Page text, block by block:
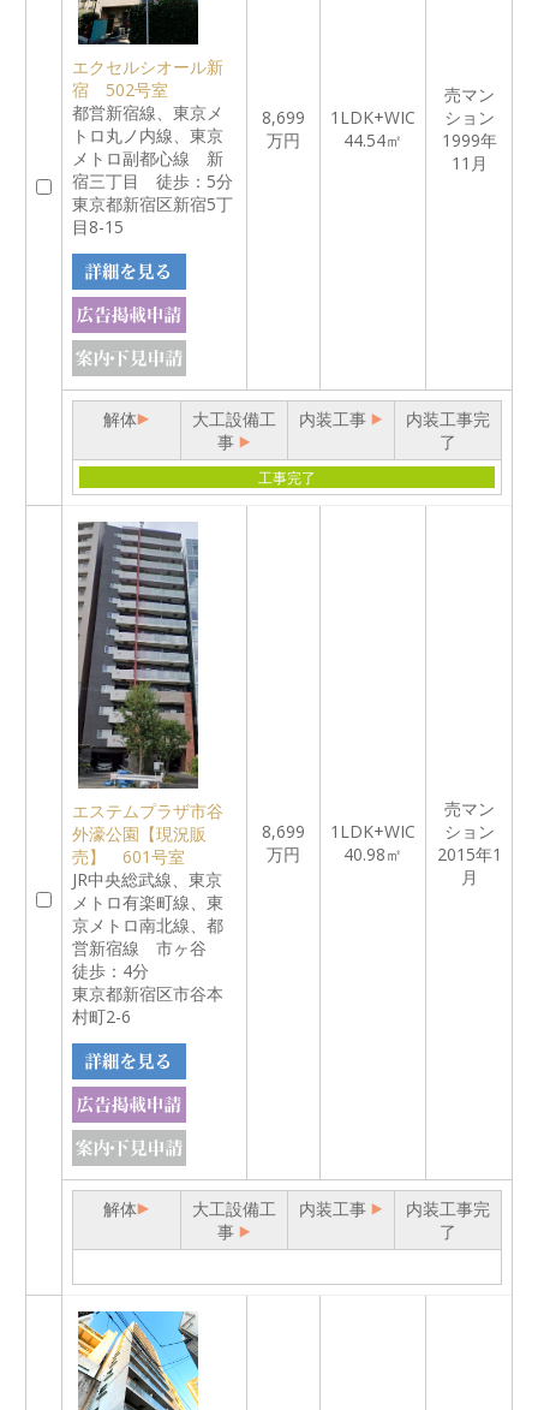
エクセルシオール新
宿 502号室
都営新宿線、東京メ
トロ丸ノ内線、東京
メトロ副都心線 新
宿三丁目 徒歩：5分
東京都新宿区新宿5丁
目8-15
8,699
万円
1LDK+WIC
44.54㎡
売マン
ション
1999年
11月
解体
大工設備工
事
内装工事
内装工事完
了
工事完了
エステムプラザ市谷
外濠公園【現況販
売】 601号室
JR中央総武線、東京
メトロ有楽町線、東
京メトロ南北線、都
営新宿線 市ヶ谷
徒歩：4分
東京都新宿区市谷本
村町2-6
8,699
万円
1LDK+WIC
40.98㎡
売マン
ション
2015年1
月
解体
大工設備工
事
内装工事
内装工事完
了